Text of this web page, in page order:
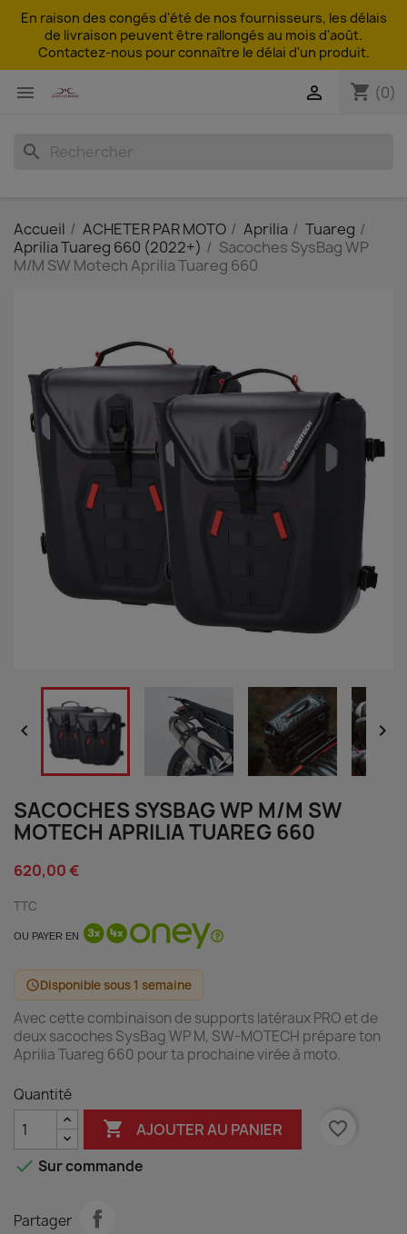
En raison des congés d'été de nos fournisseurs, les délais
de livraison peuvent être rallongés au mois d'août.
Contactez-nous pour connaître le délai d'un produit.
 shopping_cart (0)

search
Accueil ACHETER PAR MOTO Aprilia
Tuareg
Aprilia Tuareg 660 (2022+)
Sacoches SysBag WP
M/M SW Motech Aprilia Tuareg 660
 
SACOCHES SYSBAG WP M/M SW
MOTECH APRILIA TUAREG 660
620,00 €
TTC
OU PAYER EN
scheduleDisponible sous 1 semaine
Avec cette combinaison de supports latéraux PRO et de
deux sacoches SysBag WP M, SW-MOTECH prépare ton
Aprilia Tuareg 660 pour ta prochaine virée à moto.
Quantité
 AJOUTER AU PANIER
favorite_border
 Sur commande
Partager